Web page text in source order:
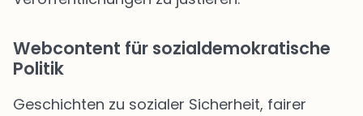
Webcontent für sozialdemokratische
Politik
Geschichten zu sozialer Sicherheit, fairer